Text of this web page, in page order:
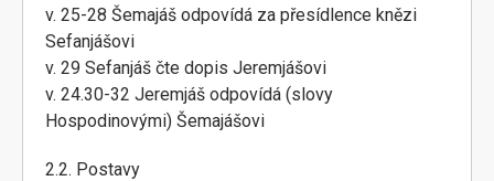
v. 25-28 Šemajáš odpovídá za přesídlence knězi
Sefanjášovi
v. 29 Sefanjáš čte dopis Jeremjášovi
v. 24.30-32 Jeremjáš odpovídá (slovy
Hospodinovými) Šemajášovi
2.2. Postavy